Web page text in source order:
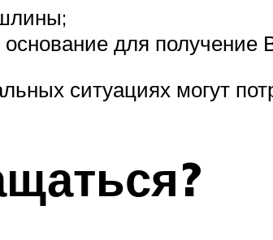
для
ситуациях могут